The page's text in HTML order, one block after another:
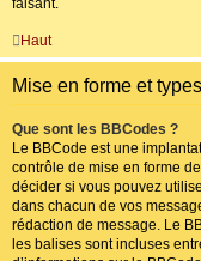
faisant.
Haut
Mise en forme et
Que sont les BBCodes ?
Le BBCode est une
contrôle de mise en forme
décider si vous pouvez
dans chacun de vos
rédaction de message. Le
les balises sont incluses